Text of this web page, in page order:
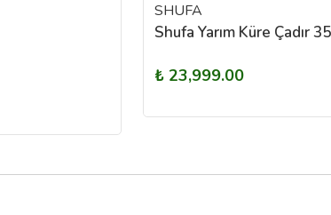
SHUFA
₺ 23,999.00